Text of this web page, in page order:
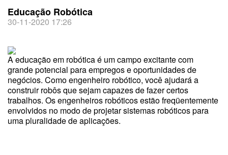
Educação Robótica
30-11-2020 17:26
A educação em robótica é um campo excitante com
grande potencial para empregos e oportunidades de
negócios. Como engenheiro robótico, você ajudará a
construir robôs que sejam capazes de fazer certos
trabalhos. Os engenheiros robóticos estão freqüentemente
envolvidos no modo de projetar sistemas robóticos para
uma pluralidade de aplicações.